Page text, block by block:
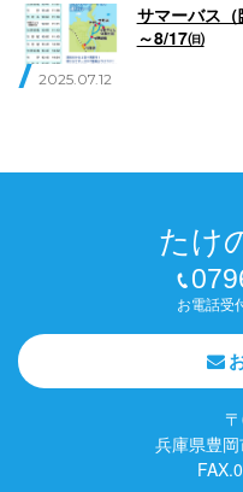
2025.07.12
サマーバス
～8/17㈰
たけ
お電話受
兵庫県豊